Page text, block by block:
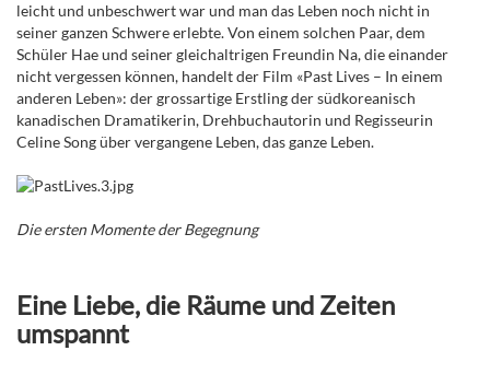
leicht und unbeschwert war und man das Leben noch nicht in
seiner ganzen Schwere erlebte. Von einem solchen Paar, dem
Schüler Hae und seiner gleichaltrigen Freundin Na, die einander
nicht vergessen können, handelt der Film «Past Lives – In einem
anderen Leben»: der grossartige Erstling der südkoreanisch
kanadischen Dramatikerin, Drehbuchautorin und Regisseurin
Celine Song über vergangene Leben, das ganze Leben.
Die ersten Momente der Begegnung
Eine Liebe, die Räume und Zeiten
umspannt